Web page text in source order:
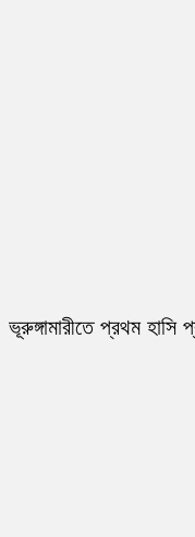
ভূরুঙ্গামারীতে প্রথম হাসি